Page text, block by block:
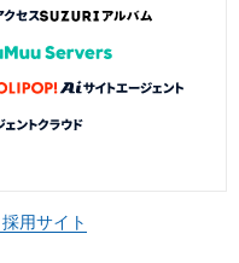
採用サイト